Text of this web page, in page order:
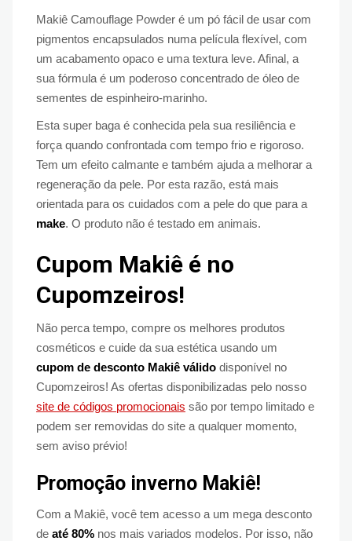
Makiê Camouflage Powder é um pó fácil de usar com
pigmentos encapsulados numa película flexível, com
um acabamento opaco e uma textura leve. Afinal, a
sua fórmula é um poderoso concentrado de óleo de
sementes de espinheiro-marinho.
Esta super baga é conhecida pela sua resiliência e
força quando confrontada com tempo frio e rigoroso.
Tem um efeito calmante e também ajuda a melhorar a
regeneração da pele. Por esta razão, está mais
orientada para os cuidados com a pele do que para a
make. O produto não é testado em animais.
Cupom Makiê é no
Cupomzeiros!
Não perca tempo, compre os melhores produtos
cosméticos e cuide da sua estética usando um
cupom de desconto Makiê válido disponível no
Cupomzeiros! As ofertas disponibilizadas pelo nosso
site de códigos promocionais são por tempo limitado e
podem ser removidas do site a qualquer momento,
sem aviso prévio!
Promoção inverno Makiê!
Com a Makiê, você tem acesso a um mega desconto
de até 80% nos mais variados modelos. Por isso, não